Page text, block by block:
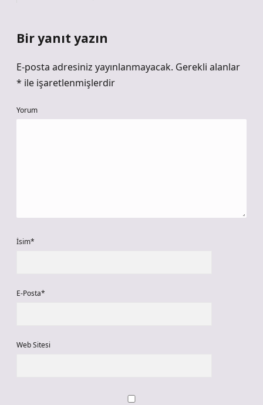
Bir yanıt yazın
E-posta adresiniz yayınlanmayacak. Gerekli alanlar
* ile işaretlenmişlerdir
Yorum
İsim*
E-Posta*
Web Sitesi